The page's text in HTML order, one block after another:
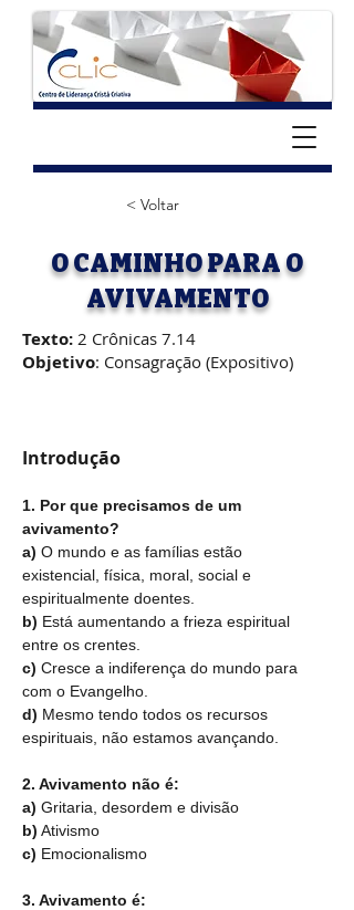
< Voltar
O CAMINHO PARA O
AVIVAMENTO
Texto: 2 Crônicas 7.14
Objetivo: Consagração (Expositivo)
Introdução
1. Por que precisamos de um
avivamento?
a) O mundo e as famílias estão
existencial, física, moral, social e
espiritualmente doentes.
b) Está aumentando a frieza espiritual
entre os crentes.
c) Cresce a indiferença do mundo para
com o Evangelho.
d) Mesmo tendo todos os recursos
espirituais, não estamos avançando.
2. Avivamento não é:
a) Gritaria, desordem e divisão
b) Ativismo
c) Emocionalismo
3. Avivamento é: